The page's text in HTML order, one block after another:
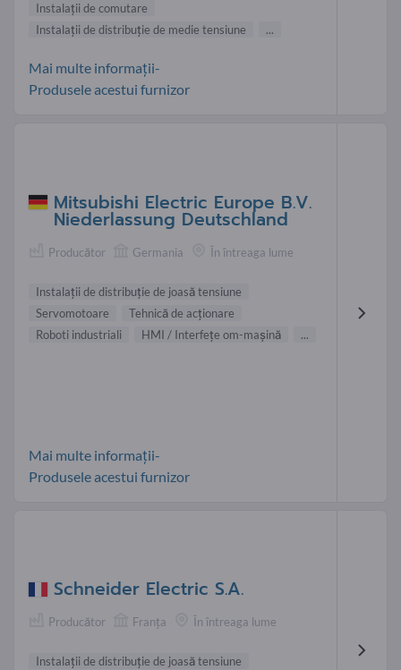
Instalaţii de comutare
Instalaţii de distribuţie de medie tensiune
...
Mai multe informații-
Produsele acestui furnizor
Mitsubishi Electric Europe B.V.
Niederlassung Deutschland
Producător Germania În întreaga lume
Instalaţii de distribuţie de joasă tensiune
Servomotoare
Tehnică de acţionare
Roboti industriali
HMI / Interfeţe om-maşină ...
Mai multe informații-
Produsele acestui furnizor
Schneider Electric S.A.
Producător Franţa În întreaga lume
Instalaţii de distribuţie de joasă tensiune